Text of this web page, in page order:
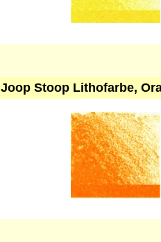
Joop Stoop Lithofarbe,